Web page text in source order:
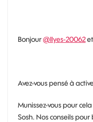
Bonjour@Ilyes-20062
Avez-vous pensé à
Munissez-vous pour
Sosh. Nos conseils